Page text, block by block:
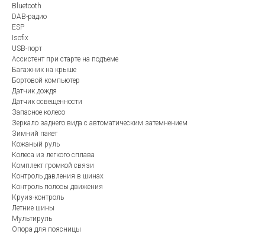
Bluetooth
DAB-радио
ESP
Isofix
USB-порт
Ассистент при старте на подъеме
Багажник на крыше
Бортовой компьютер
Датчик дождя
Датчик освещенности
Запасное колесо
Зеркало заднего вида с автоматическим затемнением
Зимний пакет
Кожаный руль
Колеса из легкого сплава
Комплект громкой связи
Контроль давления в шинах
Контроль полосы движения
Круиз-контроль
Летние шины
Мультируль
Опора для поясницы